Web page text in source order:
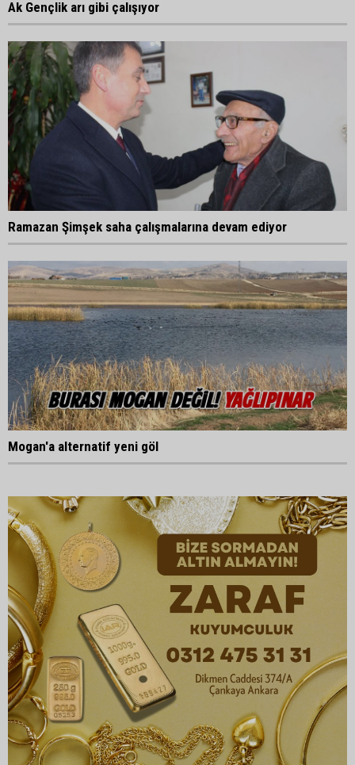
Ak Gençlik arı gibi çalışıyor
Ramazan Şimşek saha çalışmalarına devam ediyor
Mogan'a alternatif yeni göl